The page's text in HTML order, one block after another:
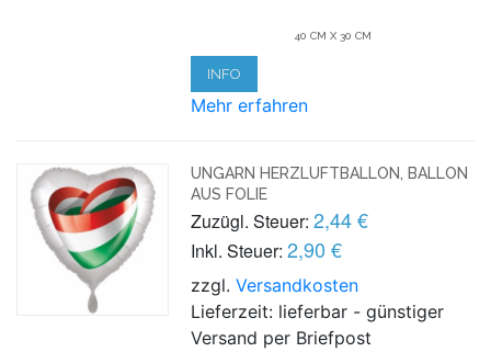
40 CM X 30 CM
INFO
Mehr erfahren
UNGARN HERZLUFTBALLON, BALLON
AUS FOLIE
Zuzügl. Steuer: 2,44 €
Inkl. Steuer: 2,90 €
zzgl.Versandkosten
Lieferzeit: lieferbar - günstiger
Versand per Briefpost